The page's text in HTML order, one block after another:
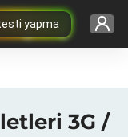
yapma
3G /